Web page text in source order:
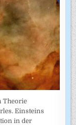
Theorie
Einsteins
in der